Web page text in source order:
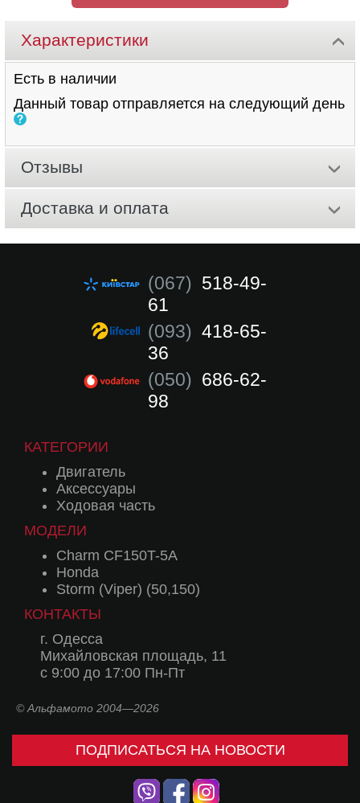
Характеристики
Есть в наличии
Данный товар отправляется на следующий день
Отзывы
Доставка и оплата
(067) 518-49-
61
(093) 418-65-
36
(050) 686-62-
98
КАТЕГОРИИ
Двигатель
Аксессуары
Ходовая часть
МОДЕЛИ
Charm CF150T-5A
Honda
Storm (Viper) (50,150)
КОНТАКТЫ
г. Одесса
Михайловская площадь, 11
с 9:00 до 17:00 Пн-Пт
© Альфамото 2004—2026
ПОДПИСАТЬСЯ НА НОВОСТИ